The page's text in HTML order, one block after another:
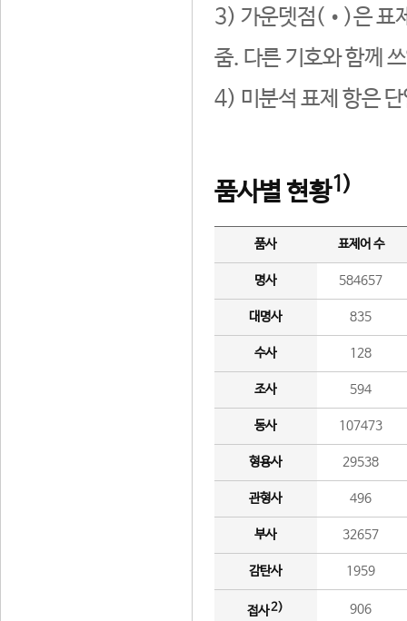
3) 가운뎃점(•)은 표
줌. 다른 기호와 함께
4) 미분석 표제 항은
품사별 현황1)
품사 표제어 수
명사 584657
대명사 835
수사 128
조사 594
동사 107473
형용사 29538
관형사 496
부사 32657
감탄사 1959
접사2) 906